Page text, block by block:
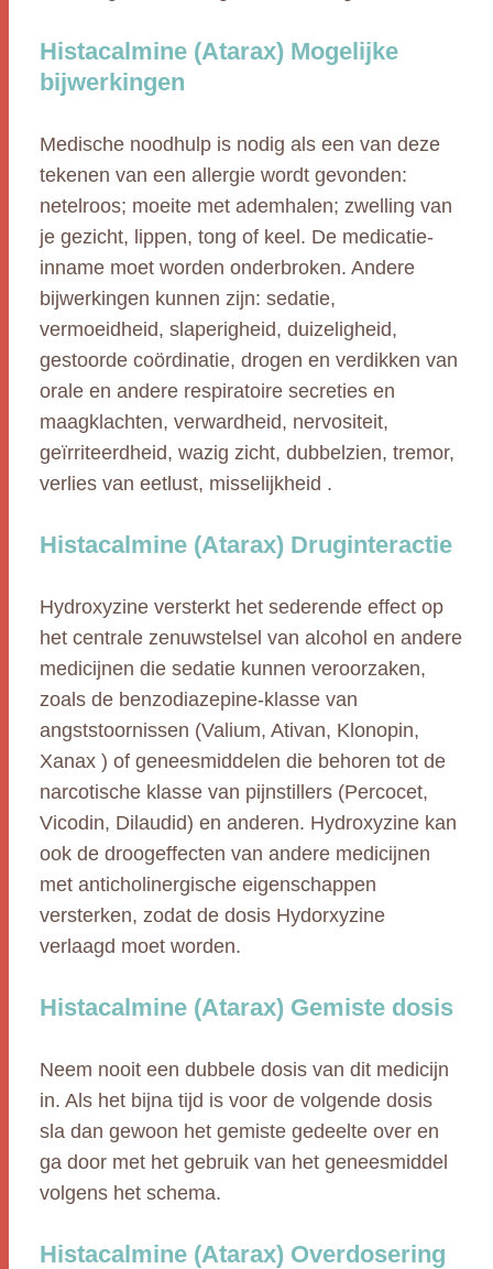
Histacalmine (Atarax) Mogelijke
bijwerkingen
Medische noodhulp is nodig als een van deze
tekenen van een allergie wordt gevonden:
netelroos; moeite met ademhalen; zwelling van
je gezicht, lippen, tong of keel. De medicatie-
inname moet worden onderbroken. Andere
bijwerkingen kunnen zijn: sedatie,
vermoeidheid, slaperigheid, duizeligheid,
gestoorde coördinatie, drogen en verdikken van
orale en andere respiratoire secreties en
maagklachten, verwardheid, nervositeit,
geïrriteerdheid, wazig zicht, dubbelzien, tremor,
verlies van eetlust, misselijkheid .
Histacalmine (Atarax) Druginteractie
Hydroxyzine versterkt het sederende effect op
het centrale zenuwstelsel van alcohol en andere
medicijnen die sedatie kunnen veroorzaken,
zoals de benzodiazepine-klasse van
angststoornissen (Valium, Ativan, Klonopin,
Xanax ) of geneesmiddelen die behoren tot de
narcotische klasse van pijnstillers (Percocet,
Vicodin, Dilaudid) en anderen. Hydroxyzine kan
ook de droogeffecten van andere medicijnen
met anticholinergische eigenschappen
versterken, zodat de dosis Hydorxyzine
verlaagd moet worden.
Histacalmine (Atarax) Gemiste dosis
Neem nooit een dubbele dosis van dit medicijn
in. Als het bijna tijd is voor de volgende dosis
sla dan gewoon het gemiste gedeelte over en
ga door met het gebruik van het geneesmiddel
volgens het schema.
Histacalmine (Atarax) Overdosering